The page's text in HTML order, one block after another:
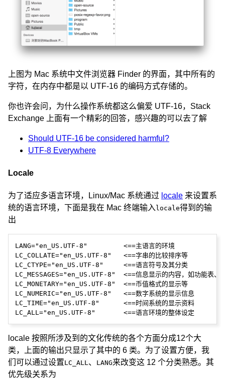
上图为 Mac 系统中文件浏览器 Finder 的界面，其中所有的
字符，在内存中都是以 UTF-16 的编码方式存储的。
你也许会问，为什么操作系统都这么偏爱 UTF-16，Stack
Exchange 上面有一个精彩的回答，感兴趣的可以去了解
Should UTF-16 be considered harmful?
UTF-8 Everywhere
Locale
为了适应多语言环境，Linux/Mac 系统通过 locale 来设置系
统的语言环境，下面是我在 Mac 终端输入 locale得到的输
出
LANG="en_US.UTF-8"         <==主语言的环境
LC_COLLATE="en_US.UTF-8"   <==字串的比较排序等
LC_CTYPE="en_US.UTF-8"     <==语言符号及其分类
LC_MESSAGES="en_US.UTF-8"  <==信息显示的内容，如功能表、
LC_MONETARY="en_US.UTF-8"  <==币值格式的显示等
LC_NUMERIC="en_US.UTF-8"   <==数字系统的显示信息
LC_TIME="en_US.UTF-8"      <==时间系统的显示资料
locale 按照所涉及到的文化传统的各个方面分成12个大
类，上面的输出只显示了其中的 6 类。为了设置方便，我
们可以通过设置LC_ALL、 LANG来改变这 12 个分类熟悉。其
优先级关系为